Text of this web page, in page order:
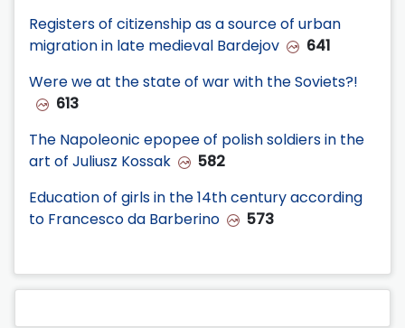
Registers of citizenship as a source of urban
migration in late medieval Bardejov
641
Were we at the state of war with the Soviets?!
613
The Napoleonic epopee of polish soldiers in the
art of Juliusz Kossak
582
Education of girls in the 14th century according
to Francesco da Barberino
573